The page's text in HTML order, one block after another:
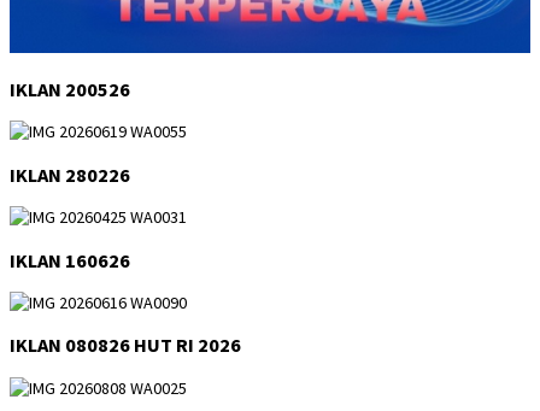
IKLAN 200526
IKLAN 280226
IKLAN 160626
IKLAN 080826 HUT RI 2026